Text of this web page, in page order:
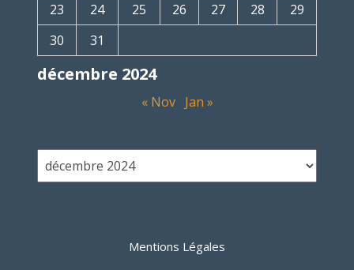
décembre 2024
23
24 25 26 27 28
29
30
31
« Nov Jan »
Mentions Légales